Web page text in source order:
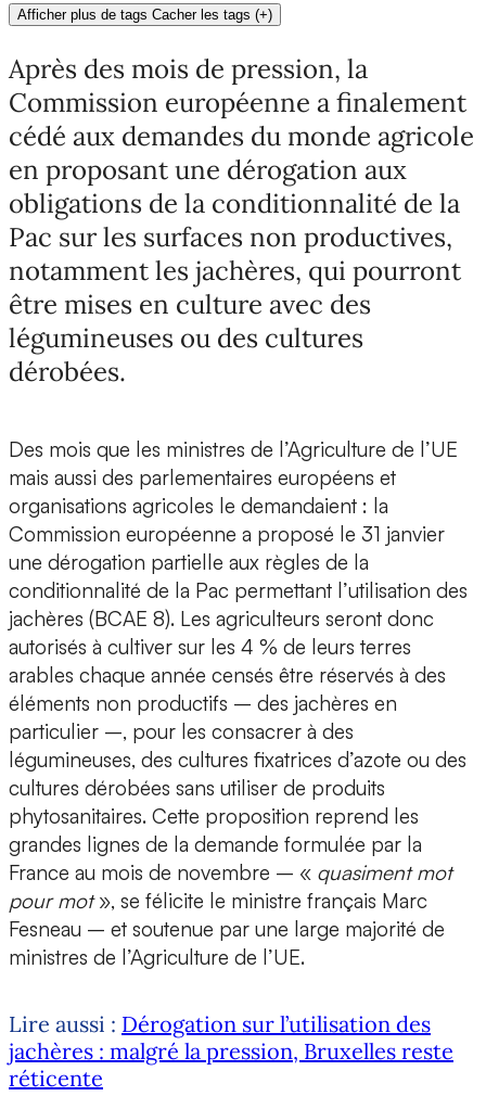
Afficher plus de tags Cacher les tags (+)
Après des mois de pression, la
Commission européenne a finalement
cédé aux demandes du monde agricole
en proposant une dérogation aux
obligations de la conditionnalité de la
Pac sur les surfaces non productives,
notamment les jachères, qui pourront
être mises en culture avec des
légumineuses ou des cultures
dérobées.
Des mois que les ministres de l’Agriculture de l’UE
mais aussi des parlementaires européens et
organisations agricoles le demandaient : la
Commission européenne a proposé le 31 janvier
une dérogation partielle aux règles de la
conditionnalité de la Pac permettant l’utilisation des
jachères (BCAE 8). Les agriculteurs seront donc
autorisés à cultiver sur les 4 % de leurs terres
arables chaque année censés être réservés à des
éléments non productifs – des jachères en
particulier –, pour les consacrer à des
légumineuses, des cultures fixatrices d’azote ou des
cultures dérobées sans utiliser de produits
phytosanitaires. Cette proposition reprend les
grandes lignes de la demande formulée par la
France au mois de novembre – « quasiment mot
pour mot», se félicite le ministre français Marc
Fesneau – et soutenue par une large majorité de
ministres de l’Agriculture de l’UE.
Lire aussi : Dérogation sur l’utilisation des
jachères : malgré la pression, Bruxelles reste
réticente